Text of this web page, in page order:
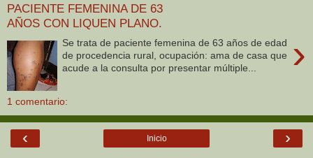
PACIENTE FEMENINA DE 63
AÑOS CON LIQUEN PLANO.
›
Se trata de paciente femenina de 63 años de edad
de procedencia rural, ocupación: ama de casa que
acude a la consulta por presentar múltiple...
1 comentario:
‹ ›
Inicio